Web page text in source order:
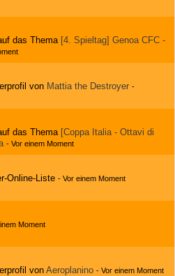
das Thema [4. Spieltag] Genoa CFC -
von Mattia the Destroyer -
das Thema [Coppa Italia - Ottavi di
- Vor einem Moment
Online-Liste - Vor einem Moment
Moment
von Aeroplanino - Vor einem Moment